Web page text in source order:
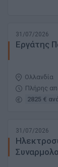
31/07/2026
Εργάτης
Ολλανδία
Πλήρης
2825 €
31/07/2026